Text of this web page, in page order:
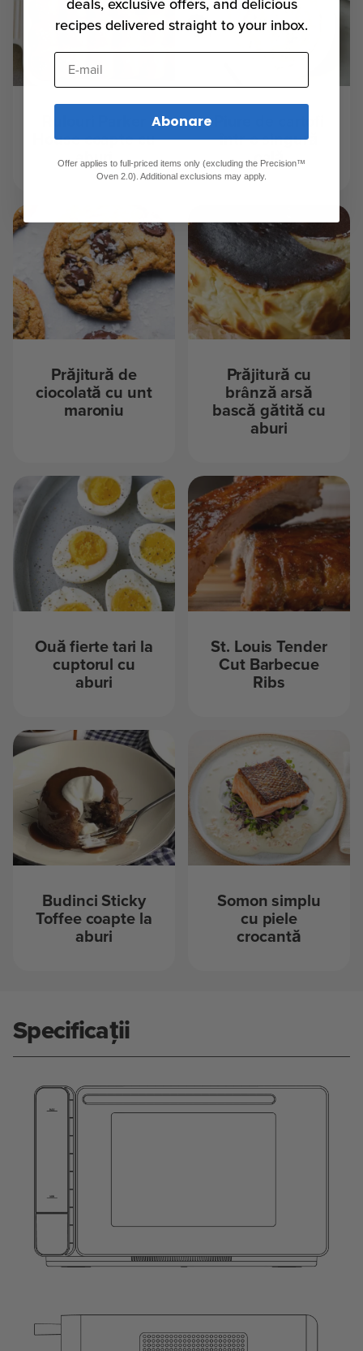
House coapte cu
aburi
într-o singură
oală
Prăjitură de
ciocolată cu unt
maroniu
Prăjitură cu
brânză arsă
bască gătită cu
aburi
Ouă fierte tari la
cuptorul cu
aburi
St. Louis Tender
Cut Barbecue
Ribs
Budinci Sticky
Toffee coapte la
aburi
Somon simplu
cu piele
crocantă
Specificații
recipes delivered straight to your inbox.
E-mail
Abonare
Offer applies to full-priced items only (excluding the Precision™
Oven 2.0). Additional exclusions may apply.